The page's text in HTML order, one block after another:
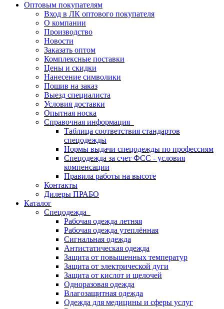
Оптовым покупателям
Вход в ЛК оптового покупателя
О компании
Производство
Новости
Заказать оптом
Комплексные поставки
Цены и скидки
Нанесение символики
Пошив на заказ
Выезд специалиста
Условия доставки
Опытная носка
Справочная информация
Таблица соответствия стандартов
спецодежды
Нормы выдачи спецодежды по профессиям
Спецодежда за счет ФСС - условия
компенсации
Правила работы на высоте
Контакты
Дилеры ПРАБО
Каталог
Спецодежда
Рабочая одежда летняя
Рабочая одежда утеплённая
Сигнальная одежда
Антистатическая одежда
Защита от повышенных температур
Защита от электрической дуги
Защита от кислот и щелочей
Одноразовая одежда
Влагозащитная одежда
Одежда для медицины и сферы услуг